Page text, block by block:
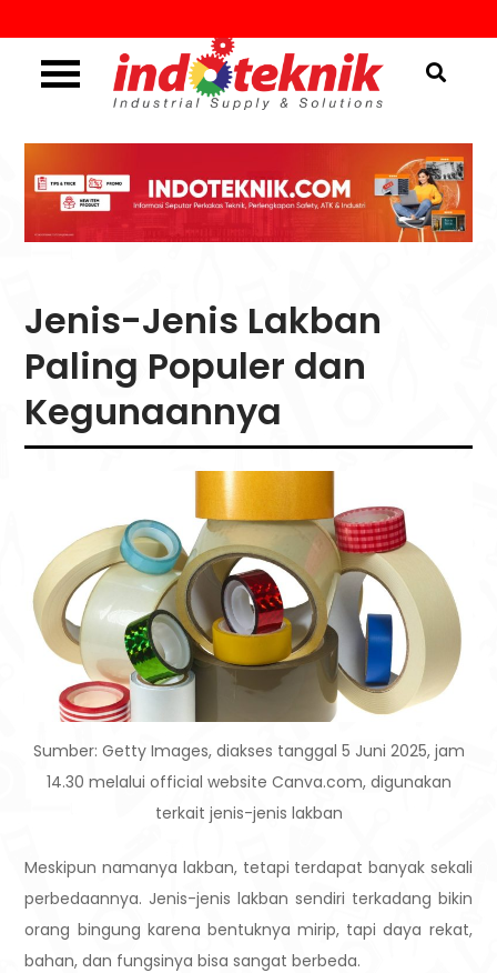
content
Seputar Teknik, Safety,
ATK & Industri
Jenis-Jenis Lakban
Paling Populer dan
Kegunaannya
Sumber: Getty Images, diakses tanggal 5 Juni 2025, jam
14.30 melalui official website Canva.com, digunakan
terkait jenis-jenis lakban
Meskipun namanya lakban, tetapi terdapat banyak sekali
perbedaannya. Jenis-jenis lakban sendiri terkadang bikin
orang bingung karena bentuknya mirip, tapi daya rekat,
bahan, dan fungsinya bisa sangat berbeda.